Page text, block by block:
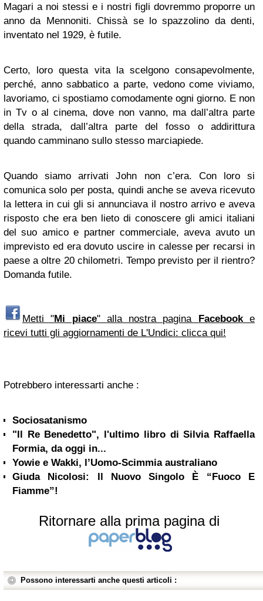
Magari a noi stessi e i nostri figli dovremmo proporre un
anno da Mennoniti. Chissà se lo spazzolino da denti,
inventato nel 1929, è futile.
Certo, loro questa vita la scelgono consapevolmente,
perché, anno sabbatico a parte, vedono come viviamo,
lavoriamo, ci spostiamo comodamente ogni giorno. E non
in Tv o al cinema, dove non vanno, ma dall’altra parte
della strada, dall’altra parte del fosso o addirittura
quando camminano sullo stesso marciapiede.
Quando siamo arrivati John non c’era. Con loro si
comunica solo per posta, quindi anche se aveva ricevuto
la lettera in cui gli si annunciava il nostro arrivo e aveva
risposto che era ben lieto di conoscere gli amici italiani
del suo amico e partner commerciale, aveva avuto un
imprevisto ed era dovuto uscire in calesse per recarsi in
paese a oltre 20 chilometri. Tempo previsto per il rientro?
Domanda futile.
Metti "Mi piace" alla nostra pagina Facebooke
ricevi tutti gli aggiornamenti de L'Undici: clicca qui!
Potrebbero interessarti anche :
Sociosatanismo
"Il Re Benedetto", l'ultimo libro di Silvia Raffaella
Formia, da oggi in...
Yowie e Wakki, l’Uomo-Scimmia australiano
Giuda Nicolosi: Il Nuovo Singolo È “Fuoco E
Fiamme”!
Ritornare alla prima pagina di
Possono interessarti anche questi articoli :